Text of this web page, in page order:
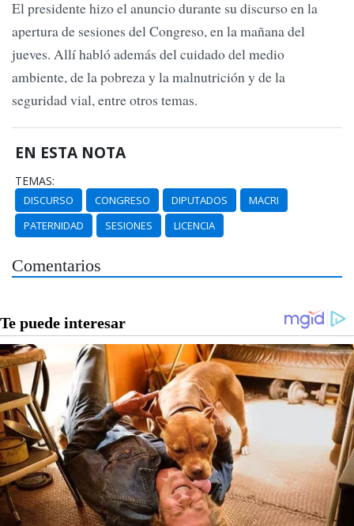
El presidente hizo el anuncio durante su discurso en la
apertura de sesiones del Congreso, en la mañana del
jueves. Allí habló además del cuidado del medio
ambiente, de la pobreza y la malnutrición y de la
seguridad vial, entre otros temas.
EN ESTA NOTA
TEMAS:
DISCURSO CONGRESO DIPUTADOS
MACRI
PATERNIDAD
SESIONES LICENCIA
Comentarios